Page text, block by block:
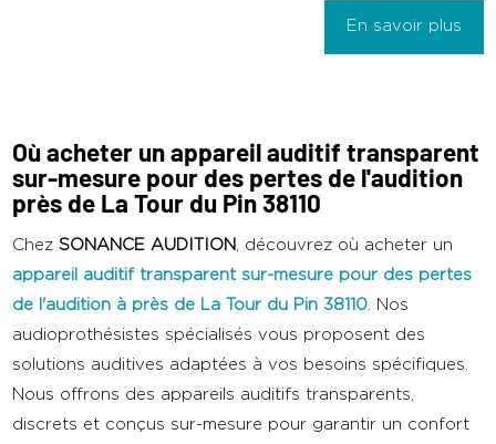
En savoir plus
Où acheter un appareil auditif transparent
sur-mesure pour des pertes de l'audition
près de La Tour du Pin 38110
ChezSONANCE AUDITION , découvrez où acheter un
appareil auditif transparent sur-mesure pour des pertes
de l'audition à près de La Tour du Pin 38110 . Nos
audioprothésistes spécialisés vous proposent des
solutions auditives adaptées à vos besoins spécifiques.
Nous offrons des appareils auditifs transparents,
discrets et conçus sur-mesure pour garantir un confort